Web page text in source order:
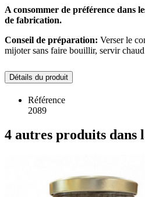
A consommer de préférence dans
de fabrication.
Conseil de préparation: Verser le
mijoter sans faire bouillir, servir
Détails du produit
Référence
2089
4 autres produits dans